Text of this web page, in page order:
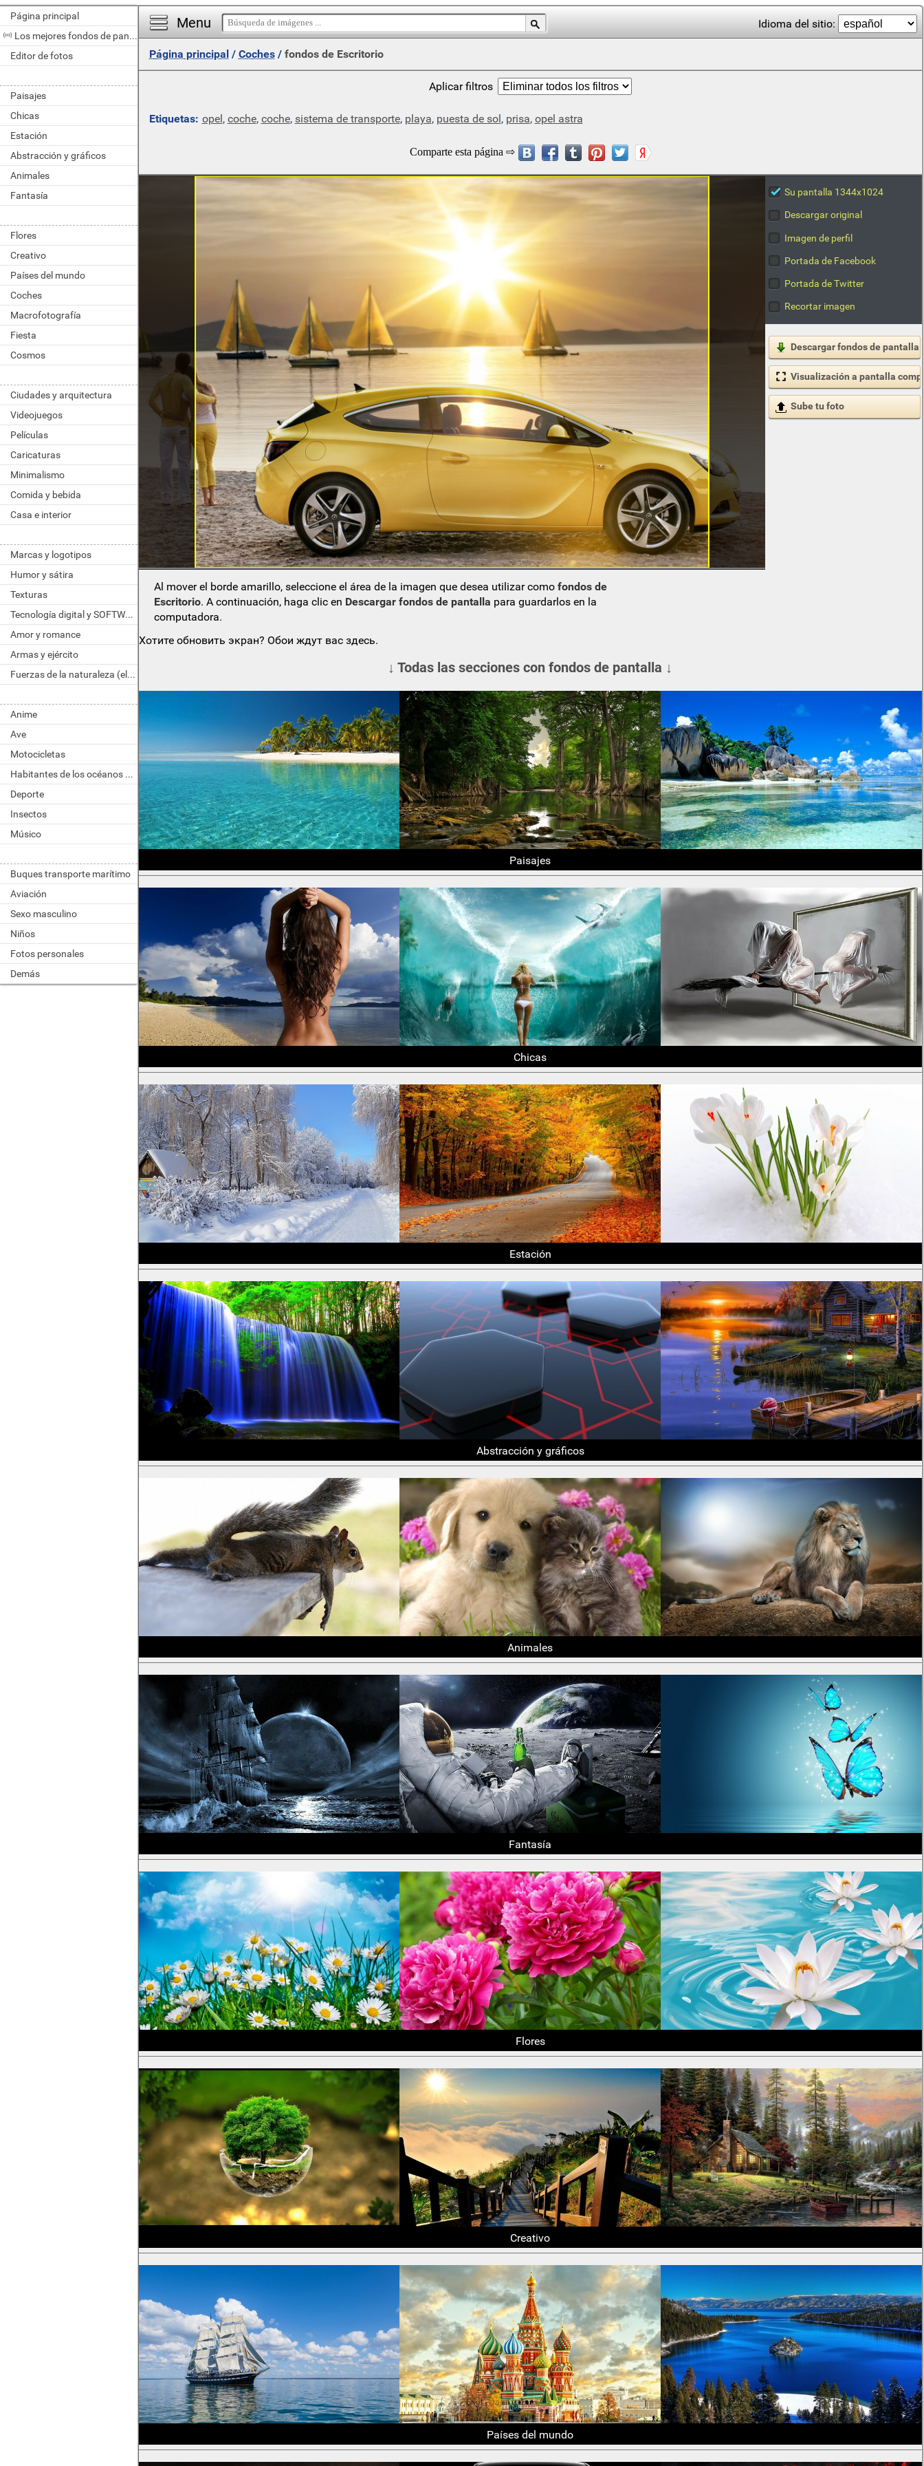
Página principal
Los mejores fondos de pantalla del día
Editor de fotos
Paisajes
Chicas
Estación
Abstracción y gráficos
Animales
Fantasía
Flores
Creativo
Países del mundo
Coches
Macrofotografía
Fiesta
Cosmos
Ciudades y arquitectura
Videojuegos
Películas
Caricaturas
Minimalismo
Comida y bebida
Casa e interior
Marcas y logotipos
Humor y sátira
Texturas
Tecnología digital y SOFTWARE
Amor y romance
Armas y ejército
Fuerzas de la naturaleza (elemento)
Anime
Ave
Motocicletas
Habitantes de los océanos y ríos
Deporte
Insectos
Músico
Buques transporte marítimo
Aviación
Sexo masculino
Niños
Fotos personales
Demás
Menu Idioma del sitio:
Página principal/ Coches/ fondos de Escritorio
Aplicar filtros
Etiquetas: opel, coche, coche, sistema de transporte, playa, puesta de sol, prisa, opel astra
Su pantalla 1344x1024
Descargar original
Imagen de perfil
Portada de Facebook
Portada de Twitter
Recortar imagen
Descargar fondos de pantalla
Visualización a pantalla
Sube tu foto
Al mover el borde amarillo, seleccione el área de la imagen que desea utilizar comofondos de
Escritorio. A continuación, haga clic en Descargar fondos de pantalla para guardarlos en la
computadora.
Хотите обновить экран? Обои ждут вас здесь.
↓ Todas las secciones con fondos de pantalla ↓
Paisajes
Chicas
Estación
Abstracción y gráficos
Animales
Fantasía
Flores
Creativo
Países del mundo